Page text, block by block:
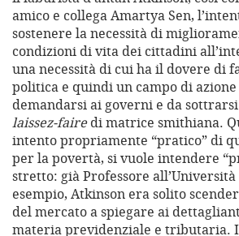
amico e collega Amartya Sen,
sostenere la necessità di
condizioni di vita dei cittadini
una necessità di cui ha il dovere di
politica e quindi un campo di
demandarsi ai governi e da
laissez-fairedi matrice smithiana.
intento propriamente “pratico” di
per la povertà, si vuole intendere
stretto: già Professore all’Università
esempio, Atkinson era solito
del mercato a spiegare ai
materia previdenziale e tributaria.